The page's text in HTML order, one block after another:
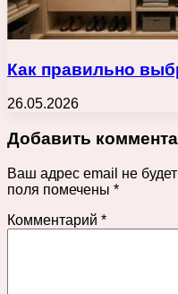
Как правильно
26.05.2026
Добавить
Ваш адрес email не
поля помечены *
Комментарий *